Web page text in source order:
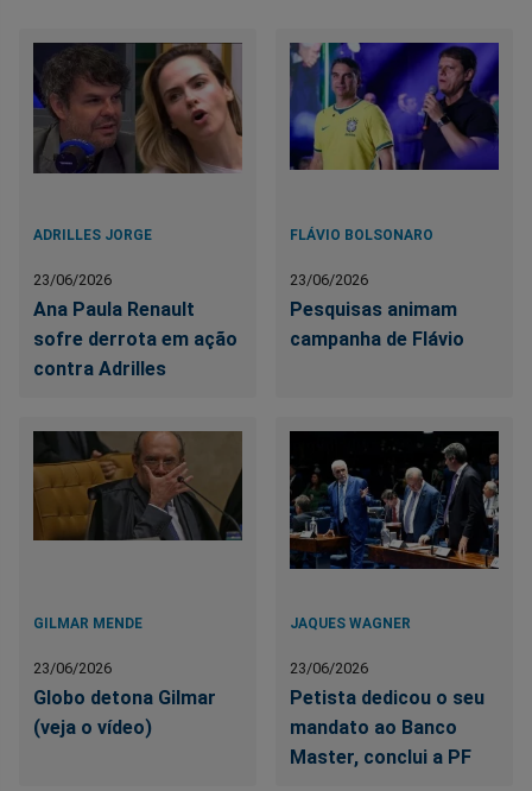
ADRILLES JORGE
23/06/2026
Ana Paula Renault
sofre derrota em ação
contra Adrilles
FLÁVIO BOLSONARO
23/06/2026
Pesquisas animam
campanha de Flávio
GILMAR MENDE
23/06/2026
Globo detona Gilmar
(veja o vídeo)
JAQUES WAGNER
23/06/2026
Petista dedicou o seu
mandato ao Banco
Master, conclui a PF